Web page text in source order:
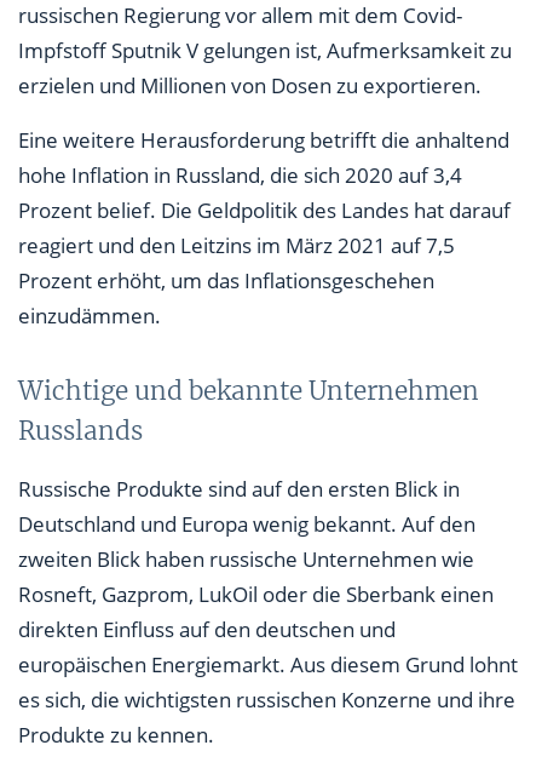
russischen Regierung vor allem mit dem Covid-
Impfstoff Sputnik V gelungen ist, Aufmerksamkeit zu
erzielen und Millionen von Dosen zu exportieren.
Eine weitere Herausforderung betrifft die anhaltend
hohe Inflation in Russland, die sich 2020 auf 3,4
Prozent belief. Die Geldpolitik des Landes hat darauf
reagiert und den Leitzins im März 2021 auf 7,5
Prozent erhöht, um das Inflationsgeschehen
einzudämmen.
Wichtige und bekannte Unternehmen
Russlands
Russische Produkte sind auf den ersten Blick in
Deutschland und Europa wenig bekannt. Auf den
zweiten Blick haben russische Unternehmen wie
Rosneft, Gazprom, LukOil oder die Sberbank einen
direkten Einfluss auf den deutschen und
europäischen Energiemarkt. Aus diesem Grund lohnt
es sich, die wichtigsten russischen Konzerne und ihre
Produkte zu kennen.